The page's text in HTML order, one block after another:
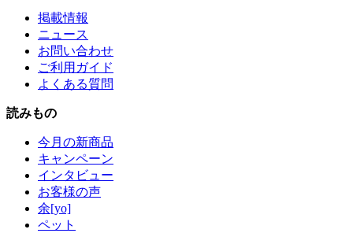
掲載情報
ニュース
お問い合わせ
ご利用ガイド
よくある質問
読みもの
今月の新商品
キャンペーン
インタビュー
お客様の声
余[yo]
ペット